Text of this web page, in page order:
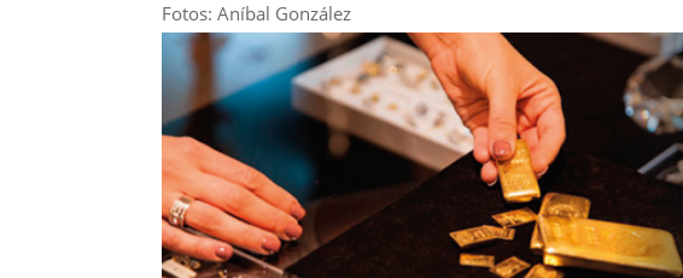
Fotos: Aníbal González